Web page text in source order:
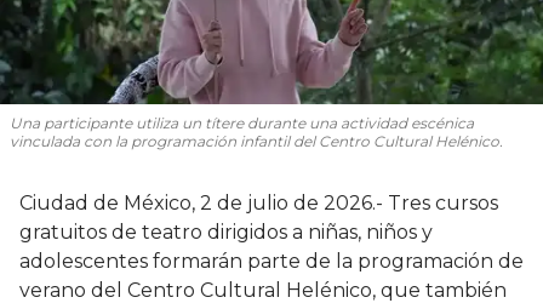
Una participante utiliza un títere durante una actividad escénica
vinculada con la programación infantil del Centro Cultural Helénico.
Ciudad de México, 2 de julio de 2026.- Tres cursos
gratuitos de teatro dirigidos a niñas, niños y
adolescentes formarán parte de la programación de
verano del Centro Cultural Helénico, que también